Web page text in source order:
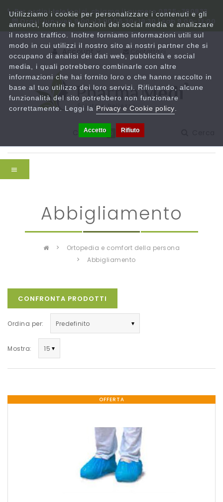
Per ordini telefonici, chiama il numero 0825-780833
Orari: lun-ven 9:00-13:00/15:30-19:30 | sab 9:00-13:00
Account Contattaci
Carrello
abbigliamento
ortopedia e comfort della persona
abbigliamento
CONFRONTA PRODOTTI
Ordina per:
Mostra:
OFFERTA
Utilizziamo i cookie per personalizzare i contenuti e gli
annunci, fornire le funzioni dei social media e analizzare
il nostro traffico. Inoltre forniamo informazioni utili sul
modo in cui utilizzi il nostro sito ai nostri partner che si
occupano di analisi dei dati web, pubblicità e social
media, i quali potrebbero combinarle con altre
informazioni che hai fornito loro o che hanno raccolto in
base al tuo utilizzo dei loro servizi. Rifiutando, alcune
funzionalità del sito potrebbero non funzionare
correttamente. Leggi la Privacy e Cookie policy
Accetto Rifiuto